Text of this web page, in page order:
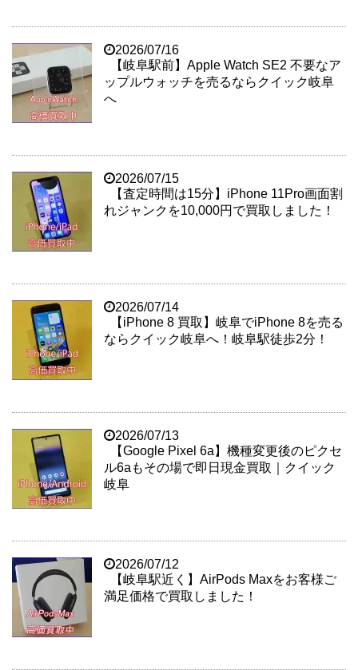
2026/07/16
【岐阜駅前】Apple Watch SE2 不要なア
ップルウォッチを売るならクイック岐阜
へ
2026/07/15
【査定時間は15分】iPhone 11Pro画面割
れジャンクを10,000円で買取しました！
2026/07/14
【iPhone 8 買取】岐阜でiPhone 8を売る
ならクイック岐阜へ！岐阜駅徒歩2分！
2026/07/13
【Google Pixel 6a】機種変更後のピクセ
ル6aもその場で即日現金買取｜クイック
岐阜
2026/07/12
【岐阜駅近く】AirPods Maxをお客様ご
満足価格で買取しました！